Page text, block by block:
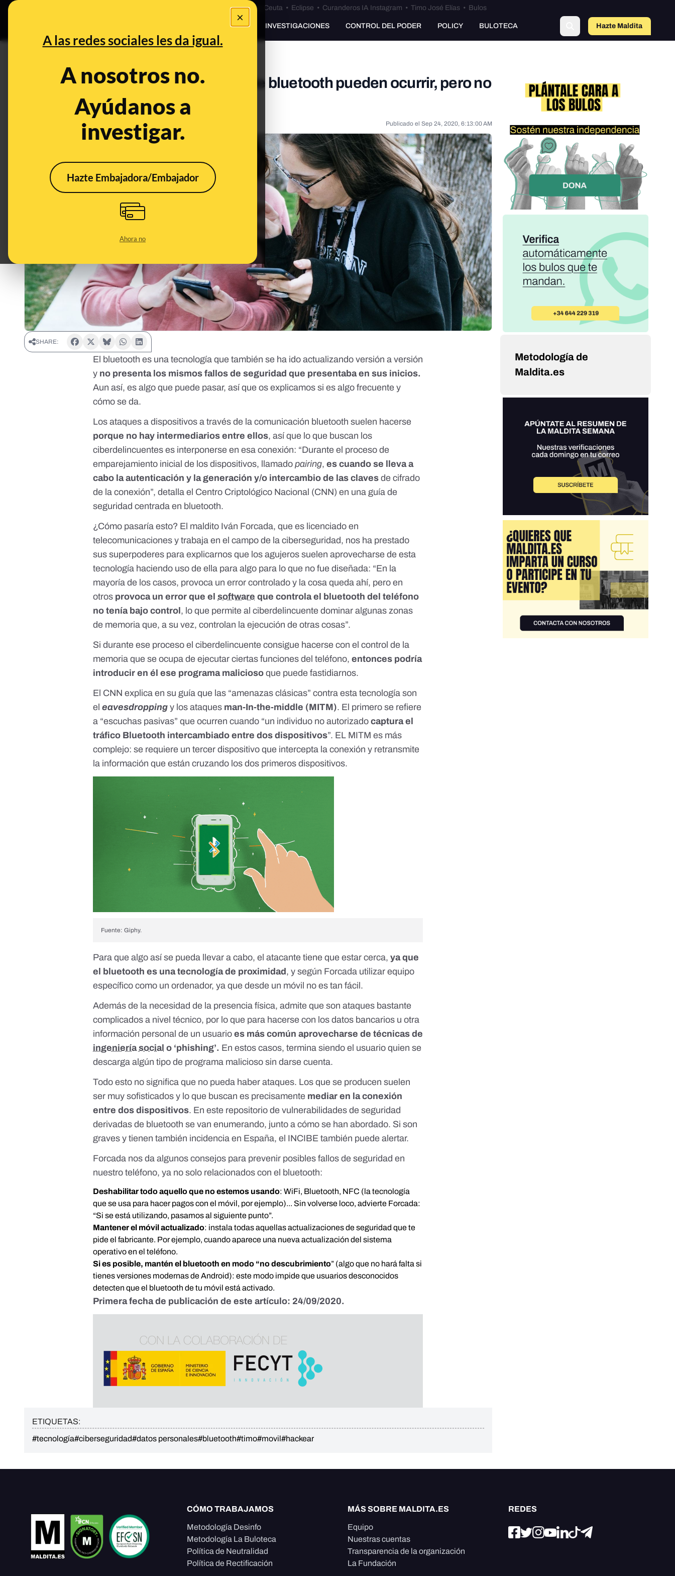
×
A las redes sociales les da igual.
A nosotros no.
Ayúdanos a
investigar.
Hazte Embajadora/Embajador
Ahora no
Especial Ceuta•Bulos Ceuta • Eclipse • Curanderos IA Instagram • Timo José Elías • Bulos
PREBUNKING INVESTIGACIONES CONTROL DEL PODER POLICY BULOTECA Hazte Maldito
a
Sí, los ataques a móviles a través de bluetooth pueden ocurrir, pero no
son frecuentes
Publicado el Sep 24, 2020, 6:13:00 AM
SHARE:
El bluetooth es una tecnología que también se ha ido actualizando versión a versión
y no presenta los mismos fallos de seguridad que presentaba en sus inicios.
Aun así, es algo que puede pasar, así que os explicamos si es algo frecuente y
cómo se da.
Los ataques a dispositivos a través de la comunicación bluetooth suelen hacerse
porque no hay intermediarios entre ellos, así que lo que buscan los
ciberdelincuentes es interponerse en esa conexión: “Durante el proceso de
emparejamiento inicial de los dispositivos, llamadopairing,es cuando se lleva a
cabo la autenticación y la generación y/o intercambio de las claves decifrado
de la conexión”, detalla el Centro Criptológico Nacional (CNN) en una guía de
seguridad centrada en bluetooth.
¿Cómo pasaría esto? El maldito Iván Forcada, que es licenciado en
telecomunicaciones y trabaja en el campo de la ciberseguridad, nos ha prestado
sus superpoderes para explicarnos que los agujeros suelen aprovecharse de esta
tecnología haciendo uso de ella para algo para lo que no fue diseñada: “En la
mayoría de los casos, provoca un error controlado y la cosa queda ahí, pero en
otros provoca un error que elsoftware que controla el bluetooth del teléfono
no tenía bajo control , lo que permite al ciberdelincuente dominar algunas zonas
de memoria que, a su vez, controlan la ejecución de otras cosas”.
Si durante ese proceso el ciberdelincuente consigue hacerse con el control de la
memoria que se ocupa de ejecutar ciertas funciones del teléfono,entonces podría
introducir en él ese programa maliciosoque puede fastidiarnos.
El CNN explica en su guía que las “amenazas clásicas” contra esta tecnología son
eleavesdropping y los ataques man-In-the-middle (MITM). El primero se refiere
a “escuchas pasivas” que ocurren cuando “un individuo no autorizadocaptura el
tráfico Bluetooth intercambiado entre dos dispositivos”. EL MITM es más
complejo: se requiere un tercer dispositivo que intercepta la conexión y retransmite
la información que están cruzando los dos primeros dispositivos.
Fuente: Giphy.
Para que algo así se pueda llevar a cabo, el atacante tiene que estar cerca,ya que
el bluetooth es una tecnología de proximidad , y según Forcada utilizar equipo
específico como un ordenador, ya que desde un móvil no es tan fácil.
Además de la necesidad de la presencia física, admite que son ataques bastante
complicados a nivel técnico, por lo que para hacerse con los datos bancarios u otra
información personal de un usuarioes más común aprovecharse de técnicas de
ingeniería social o ‘phishing’. En estos casos, termina siendo el usuario quien se
descarga algún tipo de programa malicioso sin darse cuenta.
Todo esto no significa que no pueda haber ataques. Los que se producen suelen
ser muy sofisticados y lo que buscan es precisamente mediar en la conexión
entre dos dispositivos. En este repositorio de vulnerabilidades de seguridad
derivadas de bluetooth se van enumerando, junto a cómo se han abordado. Si son
graves y tienen también incidencia en España,el INCIBE también puede alertar.
Forcada nos da algunos consejos para prevenir posibles fallos de seguridad en
nuestro teléfono, ya no solo relacionados con el bluetooth:
Deshabilitar todo aquello que no estemos usando: WiFi, Bluetooth, NFC (la tecnología
que se usa para hacer pagos con el móvil, por ejemplo)... Sin volverse loco, advierte Forcada:
“Si se está utilizando, pasamos al siguiente punto”.
Mantener el móvil actualizado: instala todas aquellas actualizaciones de seguridad que te
pide el fabricante. Por ejemplo, cuando aparece una nueva actualización del sistema
operativo en el teléfono.
Si es posible, mantén el bluetooth en modo “no descubrimiento” (algo que no hará falta si
tienes versiones modernas de Android): este modo impide que usuarios desconocidos
detecten que el bluetooth de tu móvil está activado.
Primera fecha de publicación de este artículo: 24/09/2020.
ETIQUETAS:
#tecnología#ciberseguridad#datos personales#bluetooth#timo#movil#hackear
Metodología de
Maldita.es
CÓMO TRABAJAMOS
Metodología Desinfo
Metodología La Buloteca
Política de Neutralidad
Política de Rectificación
MÁS SOBRE MALDITA.ES
Equipo
Nuestras cuentas
Transparencia de la organización
La Fundación
REDES